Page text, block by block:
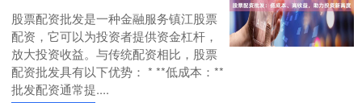
股票配资批发是一种金融服务镇江股票
配资，它可以为投资者提供资金杠杆，
放大投资收益。与传统配资相比，股票
配资批发具有以下优势： * **低成本：**
批发配资通常提....